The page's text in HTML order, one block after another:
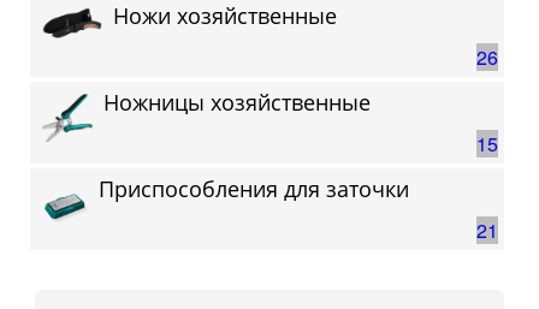
26
Ножи хозяйственные
15
Ножницы хозяйственные
21
Приспособления для заточки